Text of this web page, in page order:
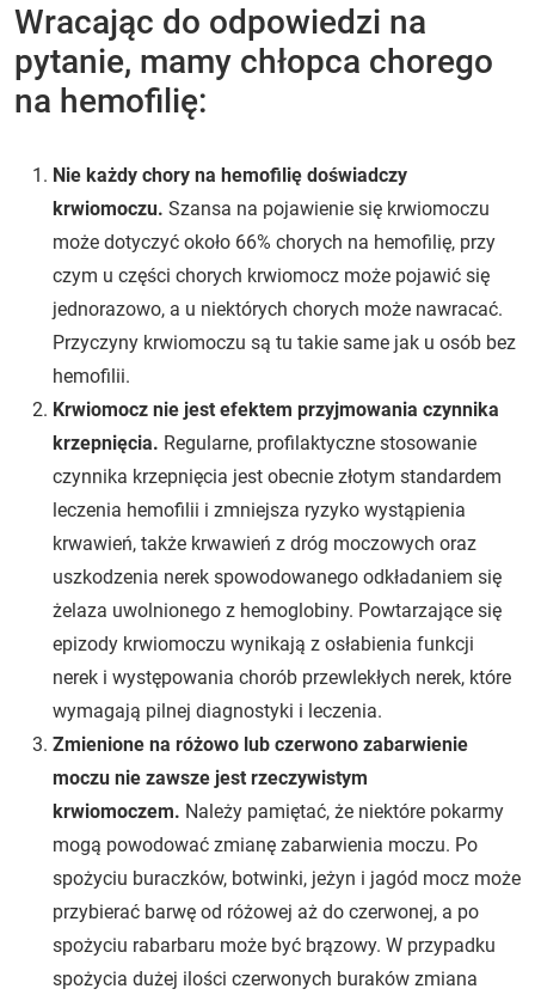
Wracając do odpowiedzi na
pytanie, mamy chłopca chorego
na hemofilię:
Nie każdy chory na hemofilię doświadczy
krwiomoczu. Szansa na pojawienie się krwiomoczu
może dotyczyć około 66% chorych na hemofilię, przy
czym u części chorych krwiomocz może pojawić się
jednorazowo, a u niektórych chorych może nawracać.
Przyczyny krwiomoczu są tu takie same jak u osób bez
hemofilii.
Krwiomocz nie jest efektem przyjmowania czynnika
krzepnięcia. Regularne, profilaktyczne stosowanie
czynnika krzepnięcia jest obecnie złotym standardem
leczenia hemofilii i zmniejsza ryzyko wystąpienia
krwawień, także krwawień z dróg moczowych oraz
uszkodzenia nerek spowodowanego odkładaniem się
żelaza uwolnionego z hemoglobiny. Powtarzające się
epizody krwiomoczu wynikają z osłabienia funkcji
nerek i występowania chorób przewlekłych nerek, które
wymagają pilnej diagnostyki i leczenia.
Zmienione na różowo lub czerwono zabarwienie
moczu nie zawsze jest rzeczywistym
krwiomoczem. Należy pamiętać, że niektóre pokarmy
mogą powodować zmianę zabarwienia moczu. Po
spożyciu buraczków, botwinki, jeżyn i jagód mocz może
przybierać barwę od różowej aż do czerwonej, a po
spożyciu rabarbaru może być brązowy. W przypadku
spożycia dużej ilości czerwonych buraków zmiana